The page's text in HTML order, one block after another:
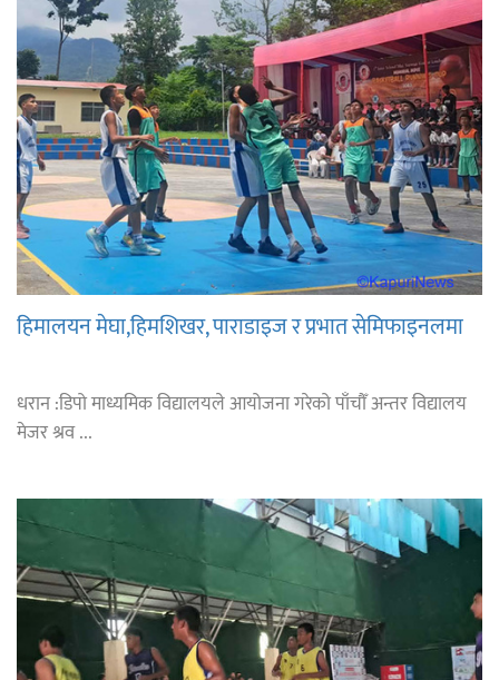
हिमालयन मेघा,हिमशिखर, पाराडाइज र प्रभात सेमिफाइनलमा
धरान :डिपो माध्यमिक विद्यालयले आयोजना गरेको पाँचौँ अन्तर विद्यालय
मेजर श्रव ...